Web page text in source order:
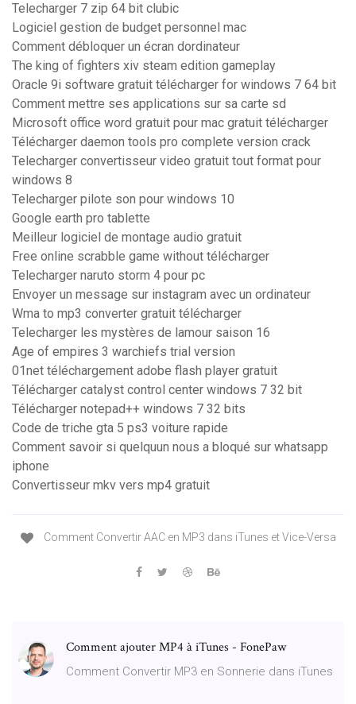
Telecharger 7 zip 64 bit clubic
Logiciel gestion de budget personnel mac
Comment débloquer un écran dordinateur
The king of fighters xiv steam edition gameplay
Oracle 9i software gratuit télécharger for windows 7 64 bit
Comment mettre ses applications sur sa carte sd
Microsoft office word gratuit pour mac gratuit télécharger
Télécharger daemon tools pro complete version crack
Telecharger convertisseur video gratuit tout format pour
windows 8
Telecharger pilote son pour windows 10
Google earth pro tablette
Meilleur logiciel de montage audio gratuit
Free online scrabble game without télécharger
Telecharger naruto storm 4 pour pc
Envoyer un message sur instagram avec un ordinateur
Wma to mp3 converter gratuit télécharger
Telecharger les mystères de lamour saison 16
Age of empires 3 warchiefs trial version
01net téléchargement adobe flash player gratuit
Télécharger catalyst control center windows 7 32 bit
Télécharger notepad++ windows 7 32 bits
Code de triche gta 5 ps3 voiture rapide
Comment savoir si quelquun nous a bloqué sur whatsapp
iphone
Convertisseur mkv vers mp4 gratuit
Comment Convertir AAC en MP3 dans iTunes et Vice-Versa
Comment ajouter MP4 à iTunes - FonePaw
Comment Convertir MP3 en Sonnerie dans iTunes